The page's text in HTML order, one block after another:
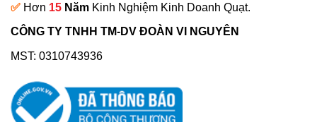
✅ Hơn 15 Năm Kinh Nghiệm Kinh Doanh Quạt.
CÔNG TY TNHH TM-DV ĐOÀN VI NGUYÊN
MST: 0310743936